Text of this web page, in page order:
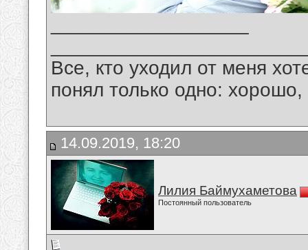
Все, кто уходил от меня
понял только одно:
14.09.2019, 18:20
Лилия Баймухаметова
Постоянный пользователь